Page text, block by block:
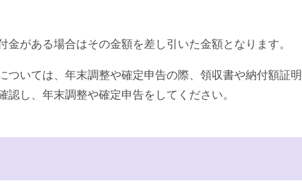
がある場合はその金額を差し引いた金額となります。
いては、年末調整や確定申告の際、領収書や納付額証明
し、年末調整や確定申告をしてください。